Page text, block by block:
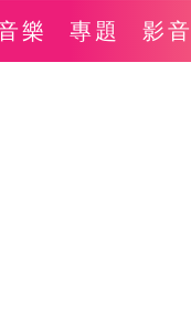
樂 專題 影音